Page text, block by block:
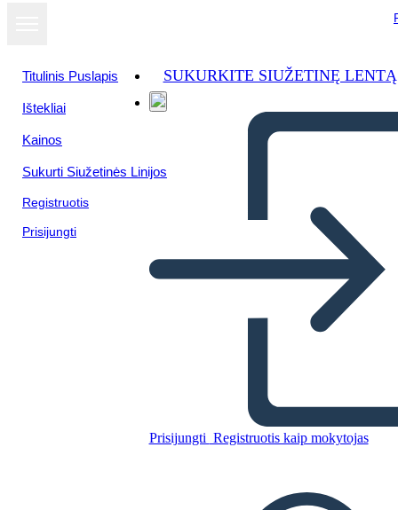
Titulinis Puslapis
Ištekliai
Kainos
Sukurti Siužetinės Linijos
Registruotis
Prisijungti
SUKURKITE SIUŽETINĘ LENTĄ
Prisijungti Registruotis kaip mokytojas
modernista
Žiūrėti kaip
skaidrių